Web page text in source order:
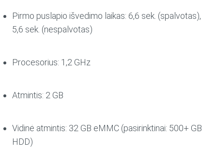
Pirmo puslapio išvedimo laikas: 6,6 sek. (spalvotas),
5,6 sek. (nespalvotas)
Procesorius: 1,2 GHz
Atmintis: 2 GB
Vidinė atmintis: 32 GB eMMC (pasirinktinai: 500+ GB
HDD)